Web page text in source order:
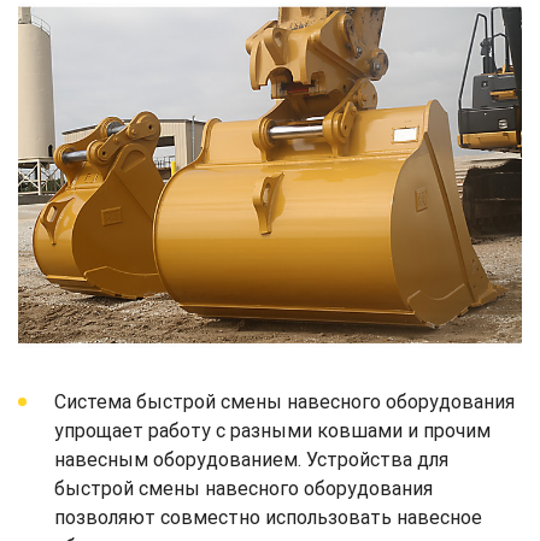
Система быстрой смены навесного оборудования
упрощает работу с разными ковшами и прочим
навесным оборудованием. Устройства для
быстрой смены навесного оборудования
позволяют совместно использовать навесное